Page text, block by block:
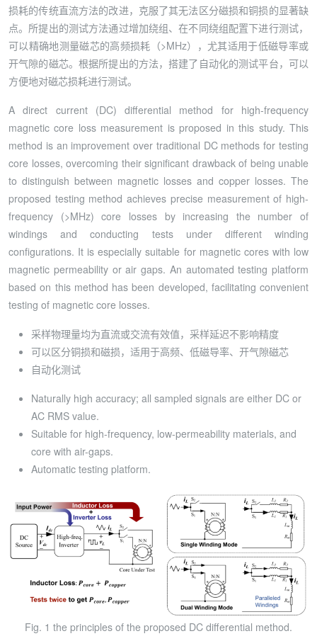
损耗的传统直流方法的改进，克服了其无法区分磁损和铜损的显著缺
点。所提出的测试方法通过增加绕组、在不同绕组配置下进行测试，
可以精确地测量磁芯的高频损耗（>MHz），尤其适用于低磁导率或
开气隙的磁芯。根据所提出的方法，搭建了自动化的测试平台，可以
方便地对磁芯损耗进行测试。
A direct current (DC) differential method for high-frequency
magnetic core loss measurement is proposed in this study. This
method is an improvement over traditional DC methods for testing
core losses, overcoming their significant drawback of being unable
to distinguish between magnetic losses and copper losses. The
proposed testing method achieves precise measurement of high-
frequency (>MHz) core losses by increasing the number of
windings and conducting tests under different winding
configurations. It is especially suitable for magnetic cores with low
magnetic permeability or air gaps. An automated testing platform
based on this method has been developed, facilitating convenient
testing of magnetic core losses.
采样物理量均为直流或交流有效值，采样延迟不影响精度
可以区分铜损和磁损，适用于高频、低磁导率、开气隙磁芯
自动化测试
Naturally high accuracy; all sampled signals are either DC or
AC RMS value.
Suitable for high-frequency, low-permeability materials, and
core with air-gaps.
Automatic testing platform.
Fig. 1 the principles of the proposed DC differential method.